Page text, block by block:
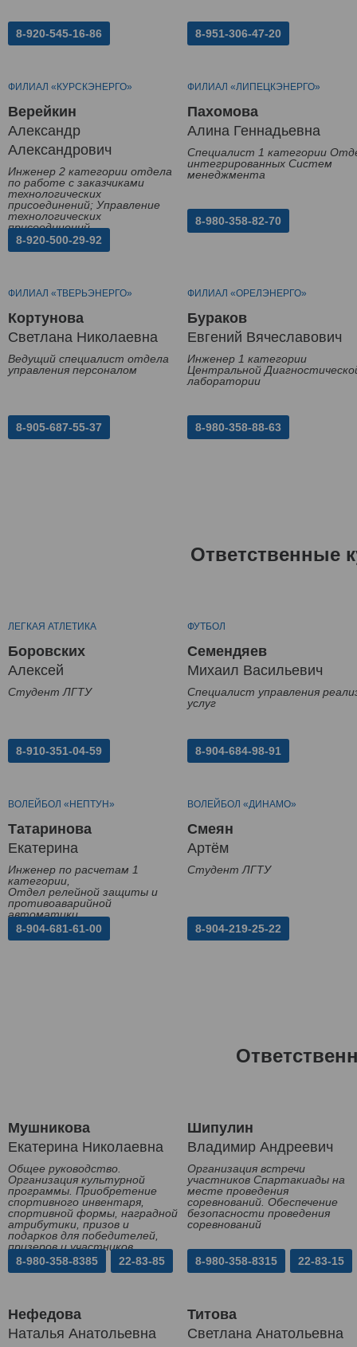
8-920-545-16-86 8-951-306-47-20
ФИЛИАЛ «КУРСКЭНЕРГО»
Верейкин
Александр
Александрович
Инженер 2 категории отдела
по работе с заказчиками
технологических
присоединений; Управление
технологических
присоединений
8-920-500-29-92
ФИЛИАЛ «ЛИПЕЦКЭНЕРГО»
Пахомова
Алина Геннадьевна
Специалист 1 категории
интегрированных Систем
менеджмента
8-980-358-82-70
ФИЛИАЛ «ТВЕРЬЭНЕРГО»
Кортунова
Светлана Николаевна
Ведущий специалист отдела
управления персоналом
8-905-687-55-37
ФИЛИАЛ «ОРЕЛЭНЕРГО»
Бураков
Евгений Вячеславович
Инженер 1 категории
Центральной
лаборатории
8-980-358-88-63
Ответственные
ЛЕГКАЯ АТЛЕТИКА
Боровских
Алексей
Студент ЛГТУ
8-910-351-04-59
ФУТБОЛ
Семендяев
Михаил Васильевич
Специалист управления
услуг
8-904-684-98-91
ВОЛЕЙБОЛ «НЕПТУН»
Татаринова
Екатерина
Инженер по расчетам 1
категории,
Отдел релейной защиты и
противоаварийной
автоматики
8-904-681-61-00
ВОЛЕЙБОЛ «ДИНАМО»
Смеян
Артём
Студент ЛГТУ
8-904-219-25-22
Мушникова
Екатерина Николаевна
Общее руководство.
Организация культурной
программы. Приобретение
спортивного инвентаря,
спортивной формы, наградной
атрибутики, призов и
подарков для победителей,
призеров и участников
Спартакиады
8-980-358-8385 22-83-85
Шипулин
Владимир Андреевич
Организация встречи
участников Спартакиады на
месте проведения
соревнований. Обеспечение
безопасности проведения
соревнований
8-980-358-8315 22-83-15
Нефедова
Наталья Анатольевна
Титова
Светлана Анатольевна